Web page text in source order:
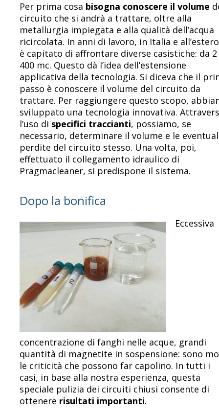
Per prima cosa bisogna conoscere il volume
circuito che si andrà a trattare, oltre alla
metallurgia impiegata e alla qualità dell’acqua
ricircolata. In anni di lavoro, in Italia e
è capitato di affrontare diverse casistiche: da 2
400 mc. Questo dà l’idea dell’estensione
applicativa della tecnologia. Si diceva che il
passo è conoscere il volume del circuito da
trattare. Per raggiungere questo scopo,
sviluppato una tecnologia innovativa.
l’uso di specifici traccianti, possiamo, se
necessario, determinare il volume e le
perdite del circuito stesso. Una volta, poi,
effettuato il collegamento idraulico di
Pragmacleaner, si predispone il sistema.
Dopo la bonifica
Eccessiva
concentrazione di fanghi nelle acque, grandi
quantità di magnetite in sospensione: sono
le criticità che possono far capolino. In tutti i
casi, in base alla nostra esperienza, questa
speciale pulizia dei circuiti chiusi consente di
ottenere risultati importanti.